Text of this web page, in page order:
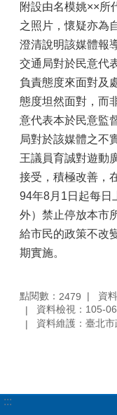
附設由名模姚××所
之照片，懷疑亦為
澄清說明該媒體報
交通局對於民意代
負責態度來面對及
態度坦然面對，而
意代表本於民意監
局對於該媒體之不
王議員育誠對遊動
接受，積極改善，
94年8月1日起每日
外）禁止停放本市
給市民的政策不改
期實施。
點閱數： 2479
資
資料檢視：105-
資料維護：臺北
:::